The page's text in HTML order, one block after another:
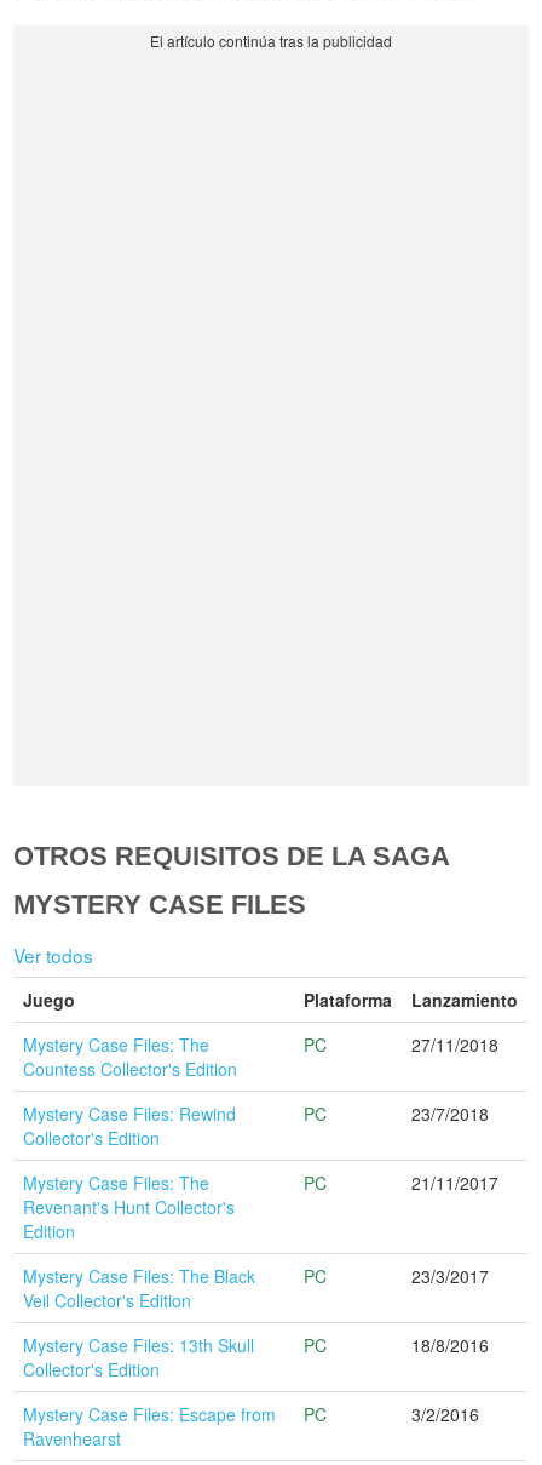
OTROS REQUISITOS DE LA SAGA
MYSTERY CASE FILES
Ver todos
Juego Plataforma
Lanzamiento
Mystery Case Files: The
Countess Collector's Edition
PC 27/11/2018
Mystery Case Files: Rewind
Collector's Edition
PC 23/7/2018
Mystery Case Files: The
Revenant's Hunt Collector's
Edition
PC 21/11/2017
Mystery Case Files: The Black
Veil Collector's Edition
PC 23/3/2017
Mystery Case Files: 13th Skull
Collector's Edition
PC 18/8/2016
Mystery Case Files: Escape from
Ravenhearst
PC 3/2/2016